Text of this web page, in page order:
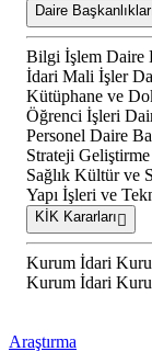
Daire
Bilgi İşlem Daire
İdari Mali İşler
Kütüphane ve
Öğrenci İşleri
Personel Daire
Strateji Geliştirme
Sağlık Kültür ve
Yapı İşleri ve
KİK Kararları
Kurum İdari
Kurum İdari Kurul
Araştırma